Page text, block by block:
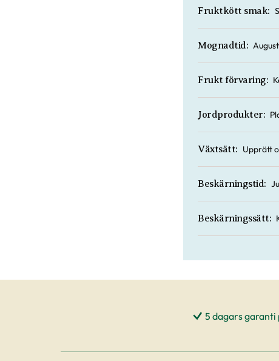
Fruktkött smak:
Mognadtid:
Frukt förvaring:
Jordprodukter:
Växtsätt: Upprätt
Beskärningstid:
Beskärningssätt:
5 dagars garanti